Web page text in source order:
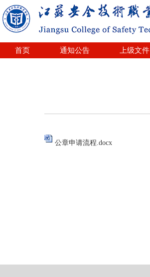
首页 通知公告 上级文件
公章申请流程.docx